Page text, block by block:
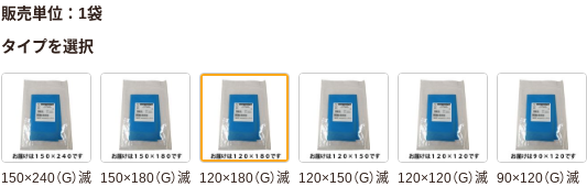
販売単位：1袋
タイプを選択
150×240（G）滅
150×180（G）滅
120×180（G）滅
120×150（G）滅
120×120（G）滅 90×120（G）滅